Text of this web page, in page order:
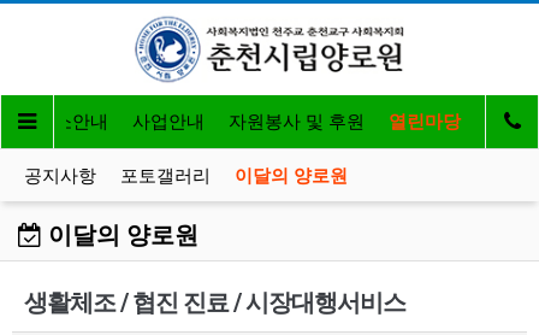
입소안내 사업안내 자원봉사 및 후원 열린마당
공지사항 포토갤러리 이달의 양로원
이달의 양로원
생활체조 / 협진 진료 / 시장대행서비스